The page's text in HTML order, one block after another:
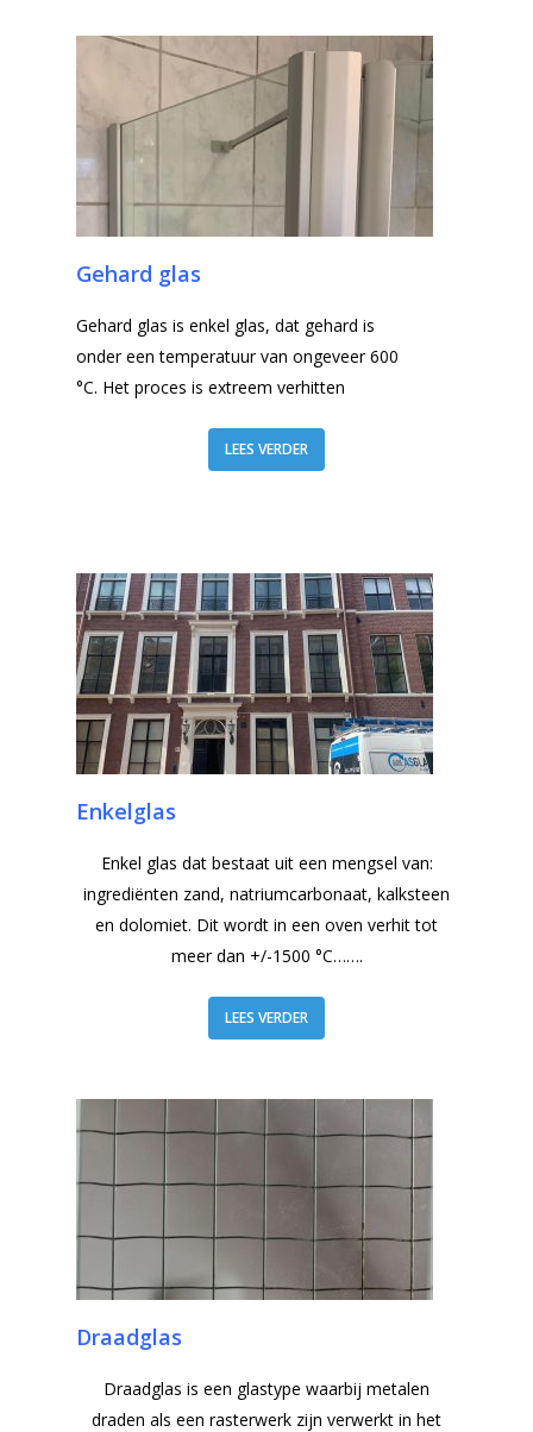
Gehard glas
Gehard glas is enkel glas, dat gehard is
onder een temperatuur van ongeveer 600
°C. Het proces is extreem verhitten
LEES VERDER
Enkelglas
Enkel glas dat bestaat uit een mengsel van:
ingrediënten zand, natriumcarbonaat, kalksteen
en dolomiet. Dit wordt in een oven verhit tot
meer dan +/-1500 °C…….
LEES VERDER
Draadglas
Draadglas is een glastype waarbij metalen
draden als een rasterwerk zijn verwerkt in het